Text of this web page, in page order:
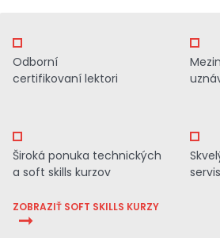
Odborní
certifikovaní lektori
Široká ponuka technických
a soft skills kurzov
ZOBRAZIŤ SOFT SKILLS KURZY
servis